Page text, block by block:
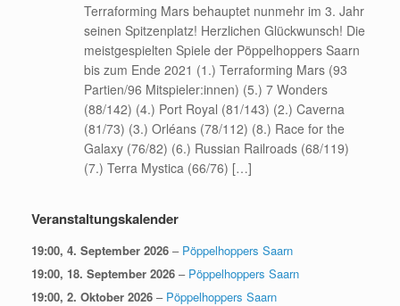
Terraforming Mars behauptet nunmehr im 3. Jahr
seinen Spitzenplatz! Herzlichen Glückwunsch! Die
meistgespielten Spiele der Pöppelhoppers Saarn
bis zum Ende 2021 (1.) Terraforming Mars (93
Partien/96 Mitspieler:innen) (5.) 7 Wonders
(88/142) (4.) Port Royal (81/143) (2.) Caverna
(81/73) (3.) Orléans (78/112) (8.) Race for the
Galaxy (76/82) (6.) Russian Railroads (68/119)
(7.) Terra Mystica (66/76) […]
Veranstaltungskalender
19:00, 4. September 2026 – Pöppelhoppers Saarn
19:00, 18. September 2026 – Pöppelhoppers Saarn
19:00, 2. Oktober 2026 – Pöppelhoppers Saarn